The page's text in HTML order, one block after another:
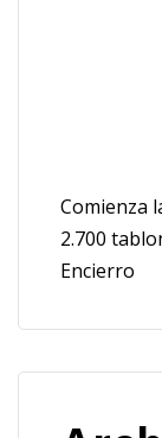
Comienza
2.700
Encierro